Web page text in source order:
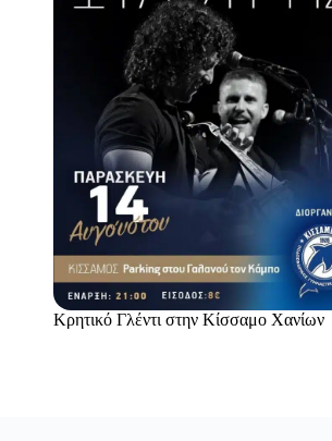
Κρητικό Γλέντι στην Κίσσαμο Χανίων